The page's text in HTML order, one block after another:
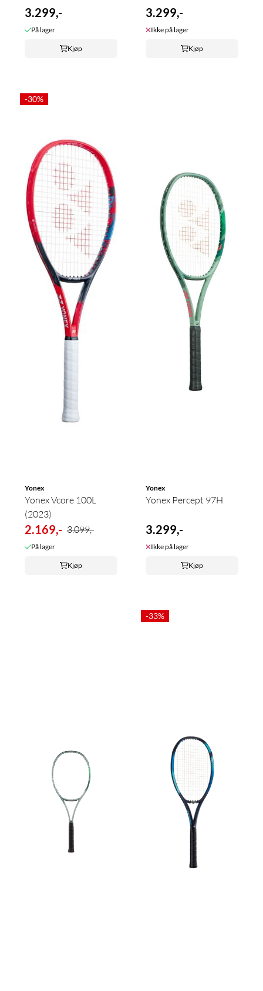
3.299,-
På lager
Kjøp
3.299,-
Ikke på lager
Kjøp
-30%
Yonex
Yonex Vcore 100L
(2023)
2.169,- 3.099,-
På lager
Kjøp
Yonex
Yonex Percept 97H
3.299,-
Ikke på lager
Kjøp
-33%